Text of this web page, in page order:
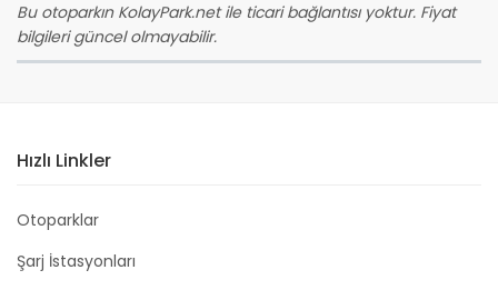
Bu otoparkın KolayPark.net ile ticari bağlantısı yoktur. Fiyat
bilgileri güncel olmayabilir.
Hızlı Linkler
Otoparklar
Şarj İstasyonları